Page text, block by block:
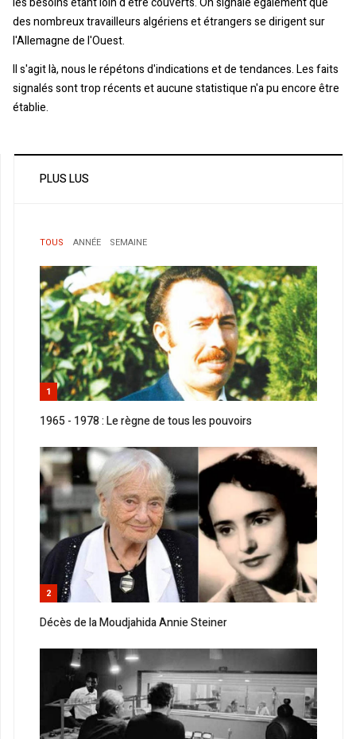
des nombreux travailleurs algériens et étrangers se dirigent sur
l'Allemagne de l'Ouest.
Il s'agit là, nous le répétons d'indications et de tendances. Les faits
signalés sont trop récents et aucune statistique n'a pu encore être
établie.
PLUS LUS
TOUS ANNÉE SEMAINE
1
1965 - 1978 : Le règne de tous les pouvoirs
2
Décès de la Moudjahida Annie Steiner